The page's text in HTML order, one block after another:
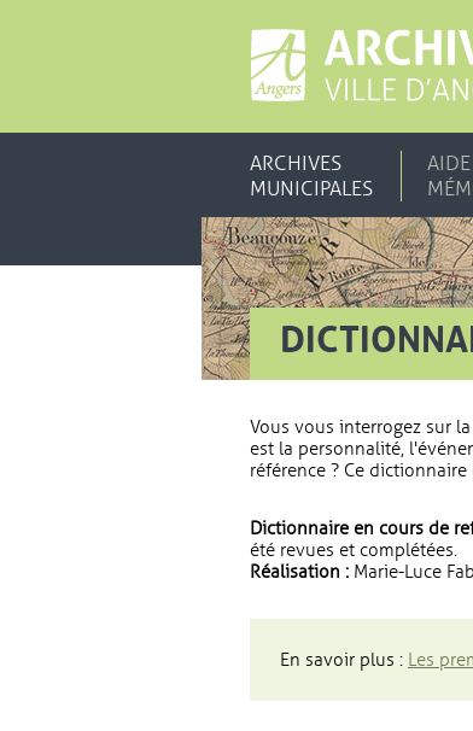
ARCHIVES
MUNICIPALES
AIDE
Vous vous interrogez sur
est la personnalité,
référence ? Ce
Dictionnaire en cours de
été revues et complétées.
Réalisation : Marie-Luce
En savoir plus : Les